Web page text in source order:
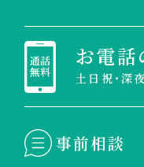
お電話
土日祝・深
事前相談